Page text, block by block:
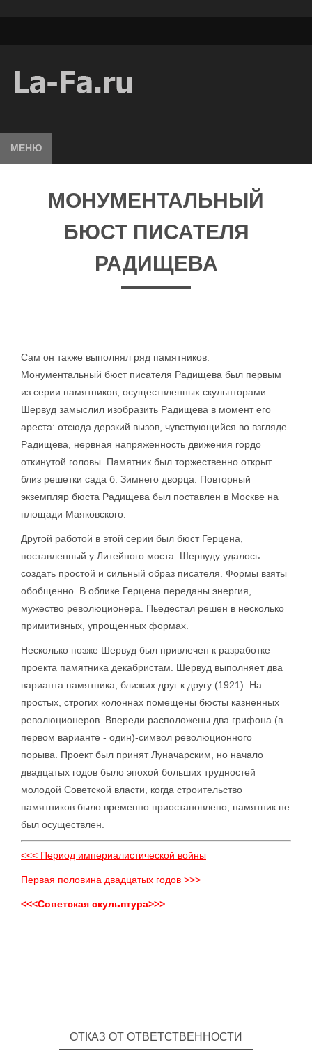
МЕНЮ
МОНУМЕНТАЛЬНЫЙ
БЮСТ ПИСАТЕЛЯ
РАДИЩЕВА
Сам он также выполнял ряд памятников.
Монументальный бюст писателя Радищева был первым
из серии памятников, осуществленных скульпторами.
Шервуд замыслил изобразить Радищева в момент его
ареста: отсюда дерзкий вызов, чувствующийся во взгляде
Радищева, нервная напряженность движения гордо
откинутой головы. Памятник был торжественно открыт
близ решетки сада б. Зимнего дворца. Повторный
экземпляр бюста Радищева был поставлен в Москве на
площади Маяковского.
Другой работой в этой серии был бюст Герцена,
поставленный у Литейного моста. Шервуду удалось
создать простой и сильный образ писателя. Формы взяты
обобщенно. В облике Герцена переданы энергия,
мужество революционера. Пьедестал решен в несколько
примитивных, упрощенных формах.
Несколько позже Шервуд был привлечен к разработке
проекта памятника декабристам. Шервуд выполняет два
варианта памятника, близких друг к другу (1921). На
простых, строгих колоннах помещены бюсты казненных
революционеров. Впереди расположены два грифона (в
первом варианте - один)-символ революционного
порыва. Проект был принят Луначарским, но начало
двадцатых годов было эпохой больших трудностей
молодой Советской власти, когда строительство
памятников было временно приостановлено; памятник не
был осуществлен.
<<< Период империалистической войны
Первая половина двадцатых годов >>>
<<<Советская скульптура>>>
ОТКАЗ ОТ ОТВЕТСТВЕННОСТИ